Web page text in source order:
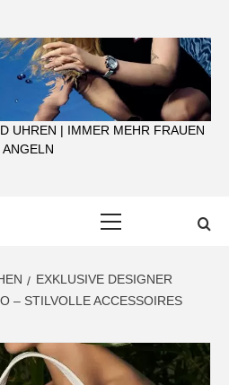
UHREN | IMMER MEHR FRAUEN
ANGELN
EXKLUSIVE DESIGNER
– STILVOLLE ACCESSOIRES